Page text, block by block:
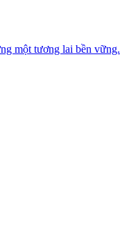
một tương lai bền vững.